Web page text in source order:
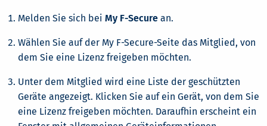
Melden Sie sich bei My F-Secure an.
Wählen Sie auf der My F-Secure-Seite das Mitglied, von
dem Sie eine Lizenz freigeben möchten.
Unter dem Mitglied wird eine Liste der geschützten
Geräte angezeigt. Klicken Sie auf ein Gerät, von dem Sie
eine Lizenz freigeben möchten. Daraufhin erscheint ein